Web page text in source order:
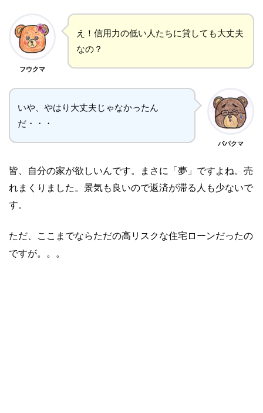
フウクマ
え！信用力の低い人たちに貸しても大丈夫
なの？
いや、やはり大丈夫じゃなかったん
だ・・・
パパクマ
皆、自分の家が欲しいんです。まさに「夢」ですよね。売
れまくりました。景気も良いので返済が滞る人も少ないで
す。
ただ、ここまでならただの高リスクな住宅ローンだったの
ですが。。。